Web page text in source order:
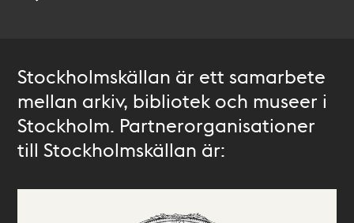
Stockholmskällan är ett samarbete
mellan arkiv, bibliotek och museer i
Stockholm. Partnerorganisationer
till Stockholmskällan är: